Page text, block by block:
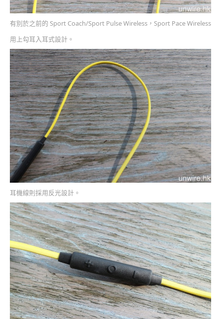
有別於之前的 Sport Coach/Sport Pulse Wireless，Sport Pace Wireless
用上勾耳入耳式設計。
耳機線則採用反光設計。